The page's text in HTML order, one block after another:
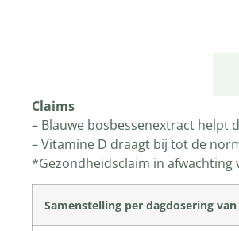
Claims
– Blauwe bosbessenextract
– Vitamine D draagt bij tot de
*Gezondheidsclaim in afwachting
Samenstelling per dagdosering van